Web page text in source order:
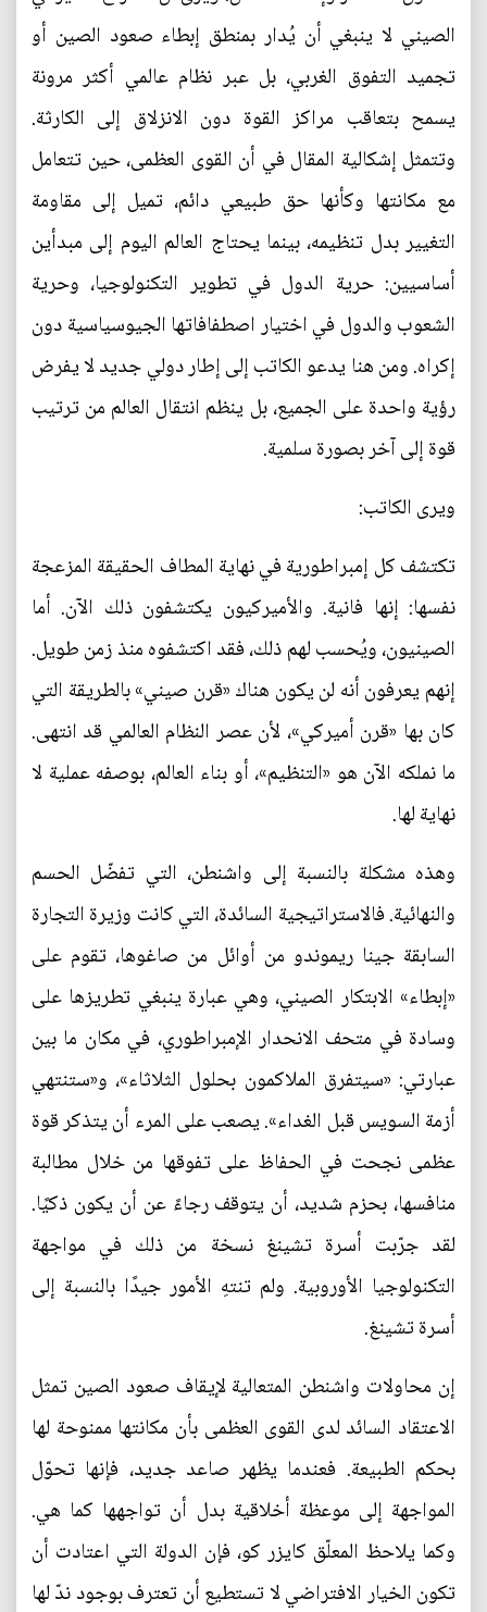
الصيني لا ينبغي أن يُدار بمنطق إبطاء صعود الصين أو
تجميد التفوق الغربي، بل عبر نظام عالمي أكثر مرونة
يسمح بتعاقب مراكز القوة دون الانزلاق إلى الكارثة.
وتتمثل إشكالية المقال في أن القوى العظمى، حين تتعامل
مع مكانتها وكأنها حق طبيعي دائم، تميل إلى مقاومة
التغيير بدل تنظيمه، بينما يحتاج العالم اليوم إلى مبدأين
أساسيين: حرية الدول في تطوير التكنولوجيا، وحرية
الشعوب والدول في اختيار اصطفافاتها الجيوسياسية دون
إكراه. ومن هنا يدعو الكاتب إلى إطار دولي جديد لا يفرض
رؤية واحدة على الجميع، بل ينظم انتقال العالم من ترتيب
قوة إلى آخر بصورة سلمية.
ويرى الكاتب:
تكتشف كل إمبراطورية في نهاية المطاف الحقيقة المزعجة
نفسها: إنها فانية. والأميركيون يكتشفون ذلك الآن. أما
الصينيون، ويُحسب لهم ذلك، فقد اكتشفوه منذ زمن طويل.
إنهم يعرفون أنه لن يكون هناك «قرن صيني» بالطريقة التي
كان بها «قرن أميركي»، لأن عصر النظام العالمي قد انتهى.
ما نملكه الآن هو «التنظيم»، أو بناء العالم، بوصفه عملية لا
نهاية لها.
وهذه مشكلة بالنسبة إلى واشنطن، التي تفضّل الحسم
والنهائية. فالاستراتيجية السائدة، التي كانت وزيرة التجارة
السابقة جينا ريموندو من أوائل من صاغوها، تقوم على
«إبطاء» الابتكار الصيني، وهي عبارة ينبغي تطريزها على
وسادة في متحف الانحدار الإمبراطوري، في مكان ما بين
عبارتي: «سيتفرق الملاكمون بحلول الثلاثاء»، و«ستنتهي
أزمة السويس قبل الغداء». يصعب على المرء أن يتذكر قوة
عظمى نجحت في الحفاظ على تفوقها من خلال مطالبة
منافسها، بحزم شديد، أن يتوقف رجاءً عن أن يكون ذكيًا.
لقد جرّبت أسرة تشينغ نسخة من ذلك في مواجهة
التكنولوجيا الأوروبية. ولم تنتهِ الأمور جيدًا بالنسبة إلى
أسرة تشينغ.
إن محاولات واشنطن المتعالية لإيقاف صعود الصين تمثل
الاعتقاد السائد لدى القوى العظمى بأن مكانتها ممنوحة لها
بحكم الطبيعة. فعندما يظهر صاعد جديد، فإنها تحوّل
المواجهة إلى موعظة أخلاقية بدل أن تواجهها كما هي.
وكما يلاحظ المعلّق كايزر كو، فإن الدولة التي اعتادت أن
تكون الخيار الافتراضي لا تستطيع أن تعترف بوجود ندّ لها